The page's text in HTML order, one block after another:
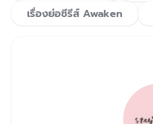
เรื่องย่อซีรีส์ Awaken